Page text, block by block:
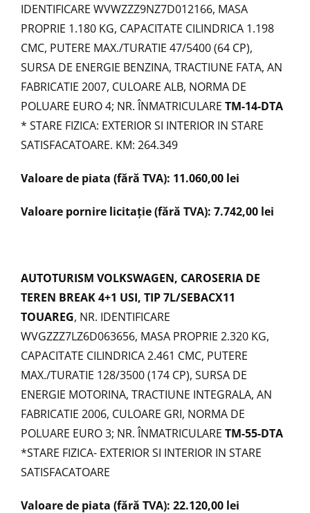
IDENTIFICARE WVWZZZ9NZ7D012166, MASA
PROPRIE 1.180 KG, CAPACITATE CILINDRICA 1.198
CMC, PUTERE MAX./TURATIE 47/5400 (64 CP),
SURSA DE ENERGIE BENZINA, TRACTIUNE FATA, AN
FABRICATIE 2007, CULOARE ALB, NORMA DE
POLUARE EURO 4; NR. ÎNMATRICULARE TM-14-DTA
* STARE FIZICA: EXTERIOR SI INTERIOR IN STARE
SATISFACATOARE. KM: 264.349
Valoare de piata (fără TVA): 11.060,00 lei
Valoare pornire licitație (fără TVA): 7.742,00 lei
AUTOTURISM VOLKSWAGEN, CAROSERIA DE
TEREN BREAK 4+1 USI, TIP 7L/SEBACX11
TOUAREG, NR. IDENTIFICARE
WVGZZZ7LZ6D063656, MASA PROPRIE 2.320 KG,
CAPACITATE CILINDRICA 2.461 CMC, PUTERE
MAX./TURATIE 128/3500 (174 CP), SURSA DE
ENERGIE MOTORINA, TRACTIUNE INTEGRALA, AN
FABRICATIE 2006, CULOARE GRI, NORMA DE
POLUARE EURO 3; NR. ÎNMATRICULARE TM-55-DTA
*STARE FIZICA- EXTERIOR SI INTERIOR IN STARE
SATISFACATOARE
Valoare de piata (fără TVA): 22.120,00 lei